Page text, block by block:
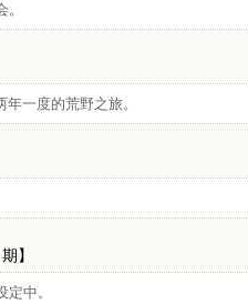
一度的荒野之旅。
】
中。